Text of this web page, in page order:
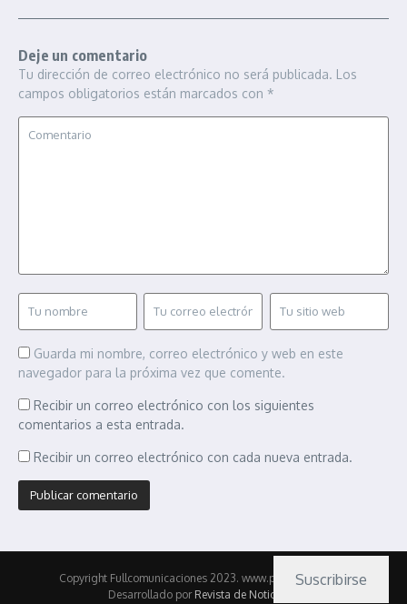
Deje un comentario
Tu dirección de correo electrónico no será publicada. Los
campos obligatorios están marcados con *
Guarda mi nombre, correo electrónico y web en este
navegador para la próxima vez que comente.
Recibir un correo electrónico con los siguientes
comentarios a esta entrada.
Recibir un correo electrónico con cada nueva entrada.
Copyright Fullcomunicaciones 2023. www.pasionmotor.cl |
Desarrollado por Revista de Noticias X
Suscribirse